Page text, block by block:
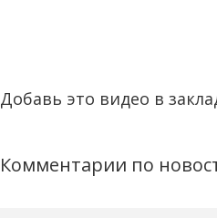
Добавь это видео в
Комментарии по